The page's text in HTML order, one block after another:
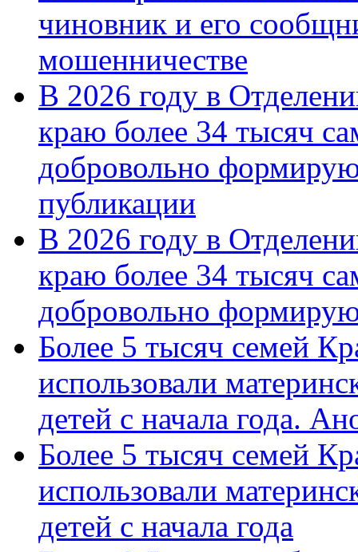
чиновник и его
мошенничестве
В 2026 году в
краю более 34 тысяч
добровольно
публикации
В 2026 году в
краю более 34 тысяч
добровольно
Более 5 тысяч семей
использовали
детей с начала года.
Более 5 тысяч семей
использовали
детей с начала года